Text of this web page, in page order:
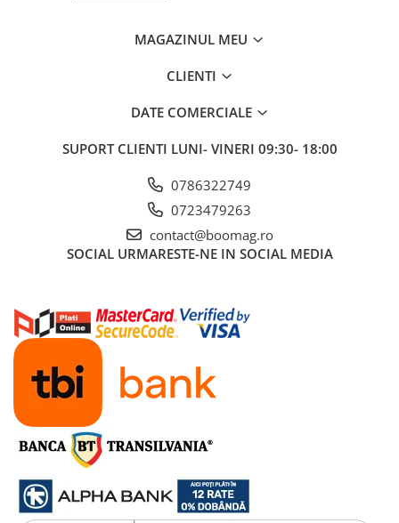
Fond de janta
Foi angrenaj
Angrenaj pedalier
Butuci pedalieri
Brat pedalier
Schimbator de viteze bicicleta
Schimbatoare fata
Schimbatoare spate
Manete schimbator si frana
Manete frana bicicleta
MAGAZINUL MEU
CLIENTI
DATE COMERCIALE
SUPORT CLIENTI LUNI- VINERI 09:30- 18:00
0786322749
0723479263
contact@boomag.ro
SOCIAL URMARESTE-NE IN SOCIAL MEDIA